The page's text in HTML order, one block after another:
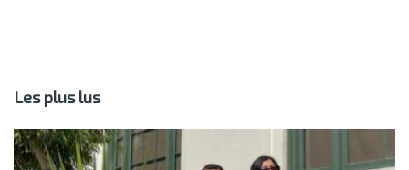
Les plus lus